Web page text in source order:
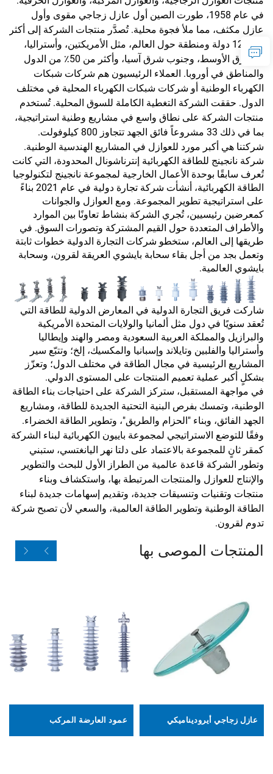
في عام 1958، طورت الصين أول عازل زجاجي مقوى وأول
عازل مكثف، مما ملأ فجوة محلية. تُصدَّر منتجات الشركة إلى أكثر
من 120 دولة ومنطقة حول العالم، مثل الأمريكتين، وأستراليا،
والشرق الأوسط، وجنوب شرق آسيا، وأكثر من 50٪ من الدول
والمناطق في أوروبا. العملاء الرئيسيون هم شركات شبكات
الكهرباء الوطنية أو شركات شبكات الكهرباء المحلية في مختلف
الدول. حققت الشركة التغطية الكاملة للسوق المحلية. تُستخدم
منتجات الشركة على نطاق واسع في مشاريع وطنية استراتيجية،
بما في ذلك 33 مشروعاً فائق الجهد تتجاوز 800 كيلوفولت.
شركتنا هي أكبر مورد للعوازل في المشاريع الهندسية الوطنية.
شركة نانجينج للطاقة الكهربائية إنترناشونال المحدودة، التي كانت
تُعرف سابقًا بوحدة الأعمال الخارجية لمجموعة نانجينج لتكنولوجيا
الطاقة الكهربائية، أنشأت شركة تجارة دولية في عام 2021 بناءً
على استراتيجية تطوير المجموعة. ومع العوازل والجوانات
كمعرضين رئيسيين، تُجري الشركة بنشاط تعاونًا بين الموارد
والأطراف المتعددة حول القيم المشتركة وتصورات السوق. في
طريقها إلى العالم، ستخطو شركات التجارة الدولية خطوات ثابتة
وتعمل بجد من أجل بقاء سحابة بايشوي العريقة لقرون، وسحابة
بايشوي العالمية.
شاركت فريق التجارة الدولية في المعارض الدولية للطاقة التي
تُعقد سنويًا في دول مثل ألمانيا والولايات المتحدة الأمريكية
والبرازيل والمملكة العربية السعودية ومصر والهند وإيطاليا
وأستراليا والفلبين وتايلاند وإسبانيا والمكسيك، إلخ؛ وتتبّع سير
المشاريع الرئيسية في مجال الطاقة في مختلف الدول؛ وتعزّز
بشكلٍ أكبر عملية تعميم المنتجات على المستوى الدولي.
في مواجهة المستقبل، ستركز الشركة على احتياجات بناء الطاقة
الوطنية، وتمسك بفرص البنية التحتية الجديدة للطاقة، ومشاريع
الجهد الفائق، وبناء "الحزام والطريق"، وتطوير الطاقة الخضراء.
وفقًا للتوضع الاستراتيجي لمجموعة باييون الكهربائية لبناء الشركة
كمقر ثانٍ للمجموعة بالاعتماد على دلتا نهر اليانغتسي، ستبني
وتطور الشركة قاعدة عالمية من الطراز الأول للبحث والتطوير
والإنتاج للعوازل والمنتجات المرتبطة بها، واستكشاف وبناء
منتجات وتقنيات وتنسيقات جديدة، وتقديم إسهامات جديدة لبناء
الطاقة الوطنية وتطوير الطاقة العالمية، والسعي لأن تصبح شركة
تدوم لقرون.
المنتجات الموصى بها
عازل زجاجي أيروديناميكي عمود العارضة المركب